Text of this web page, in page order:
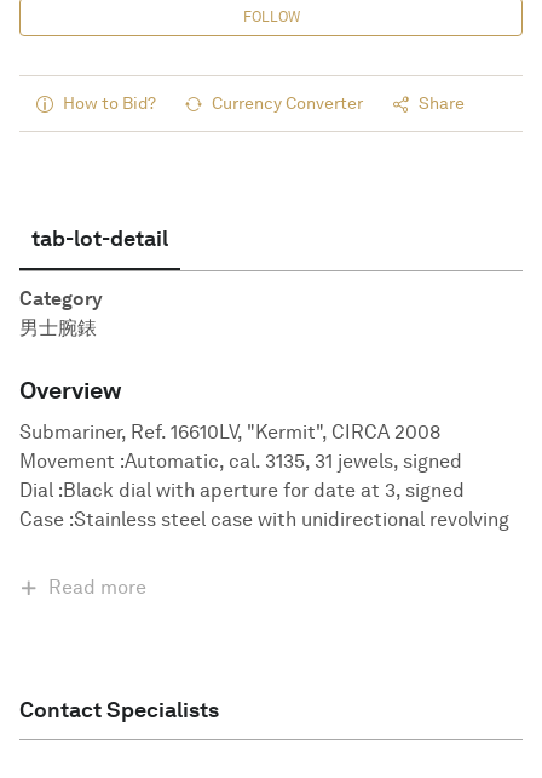
FOLLOW
How to Bid? Currency Converter Share
tab-lot-detail
Category
男士腕錶
Overview
Submariner, Ref. 16610LV, "Kermit", CIRCA 2008
Movement :Automatic, cal. 3135, 31 jewels, signed
Dial :Black dial with aperture for date at 3, signed
Case :Stainless steel case with unidirectional revolving
Read more
Contact Specialists